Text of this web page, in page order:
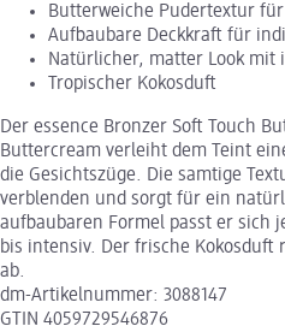
Butterweiche Pudertextur
Aufbaubare Deckkraft für
Natürlicher, matter Look
Tropischer Kokosduft
Der essence Bronzer Soft Touch
Buttercream verleiht dem Teint
die Gesichtszüge. Die samtige
verblenden und sorgt für ein
aufbaubaren Formel passt er sich
bis intensiv. Der frische Kokosduft
ab.
dm-Artikelnummer: 3088147
GTIN 4059729546876